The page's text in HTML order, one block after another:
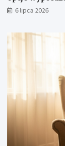
6 lipca 2026